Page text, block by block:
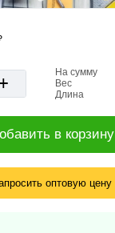
+
На сумму
Вес
Длина
в корзину
оптовую цену